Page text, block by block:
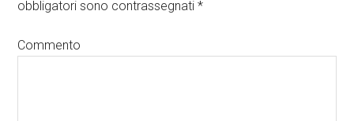
obbligatori sono contrassegnati*
Commento